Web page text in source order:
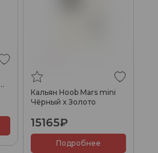
Кальян Hoob Mars mini
Чёрный x Золото
15165₽
Подробнее